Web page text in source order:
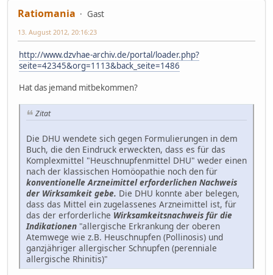
Ratiomania Gast
13. August 2012, 20:16:23
http://www.dzvhae-archiv.de/portal/loader.php?
seite=42345&org=1113&back_seite=1486
Hat das jemand mitbekommen?
Zitat
Die DHU wendete sich gegen Formulierungen in dem
Buch, die den Eindruck erweckten, dass es für das
Komplexmittel "Heuschnupfenmittel DHU" weder einen
nach der klassischen Homöopathie noch den für
konventionelle Arzneimittel erforderlichen Nachweis
der Wirksamkeit gebe. Die DHU konnte aber belegen,
dass das Mittel ein zugelassenes Arzneimittel ist, für
das der erforderliche Wirksamkeitsnachweis für die
Indikationen "allergische Erkrankung der oberen
Atemwege wie z.B. Heuschnupfen (Pollinosis) und
ganzjähriger allergischer Schnupfen (perenniale
allergische Rhinitis)"